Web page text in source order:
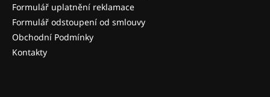
Formulář uplatnění reklamace
Formulář odstoupení od smlouvy
Obchodní Podmínky
Kontakty